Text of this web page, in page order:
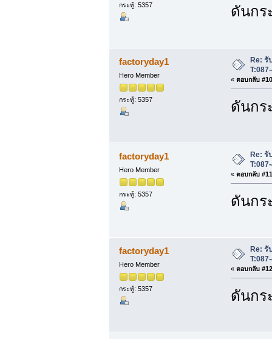
กระทู้: 5357 ดันก
factoryday1
Hero Member
กระทู้: 5357
Re: รั
« ตอบกลับ
ดันก
factoryday1
Hero Member
กระทู้: 5357
Re: รั
« ตอบกลับ
ดันก
factoryday1
Hero Member
กระทู้: 5357
Re:
« ตอบกลับ
ดันก